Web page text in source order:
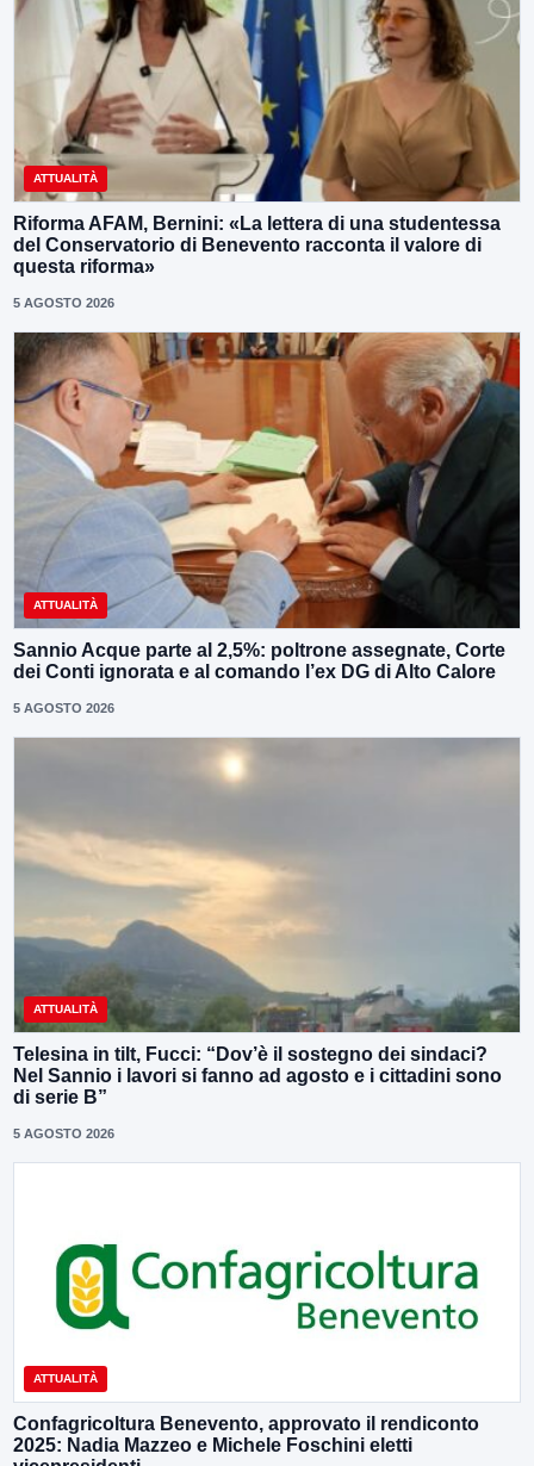
ATTUALITÀ
Riforma AFAM, Bernini: «La lettera di una studentessa
del Conservatorio di Benevento racconta il valore di
questa riforma»
5 AGOSTO 2026
ATTUALITÀ
Sannio Acque parte al 2,5%: poltrone assegnate, Corte
dei Conti ignorata e al comando l’ex DG di Alto Calore
5 AGOSTO 2026
ATTUALITÀ
Telesina in tilt, Fucci: “Dov’è il sostegno dei sindaci?
Nel Sannio i lavori si fanno ad agosto e i cittadini sono
di serie B”
5 AGOSTO 2026
ATTUALITÀ
Confagricoltura Benevento, approvato il rendiconto
2025: Nadia Mazzeo e Michele Foschini eletti